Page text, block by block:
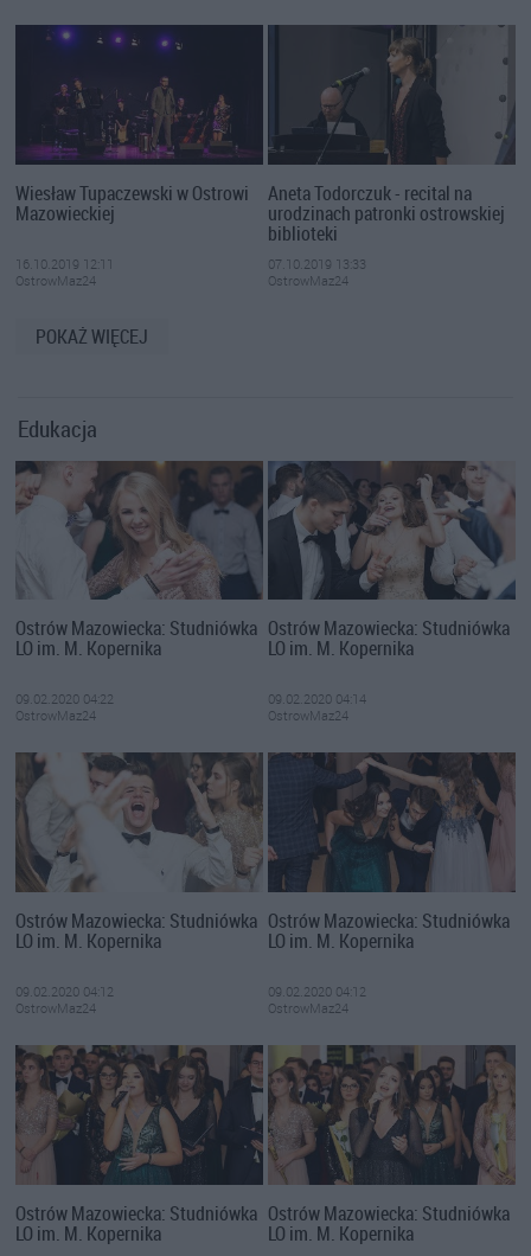
Wiesław Tupaczewski w Ostrowi
Mazowieckiej
16.10.2019 12:11
OstrowMaz24
Aneta Todorczuk - recital na
urodzinach patronki ostrowskiej
biblioteki
07.10.2019 13:33
OstrowMaz24
POKAŻ WIĘCEJ
Edukacja
Ostrów Mazowiecka: Studniówka
LO im. M. Kopernika
09.02.2020 04:22
OstrowMaz24
Ostrów Mazowiecka: Studniówka
LO im. M. Kopernika
09.02.2020 04:14
OstrowMaz24
Ostrów Mazowiecka: Studniówka
LO im. M. Kopernika
09.02.2020 04:12
OstrowMaz24
Ostrów Mazowiecka: Studniówka
LO im. M. Kopernika
09.02.2020 04:12
OstrowMaz24
Ostrów Mazowiecka: Studniówka
LO im. M. Kopernika
Ostrów Mazowiecka: Studniówka
LO im. M. Kopernika